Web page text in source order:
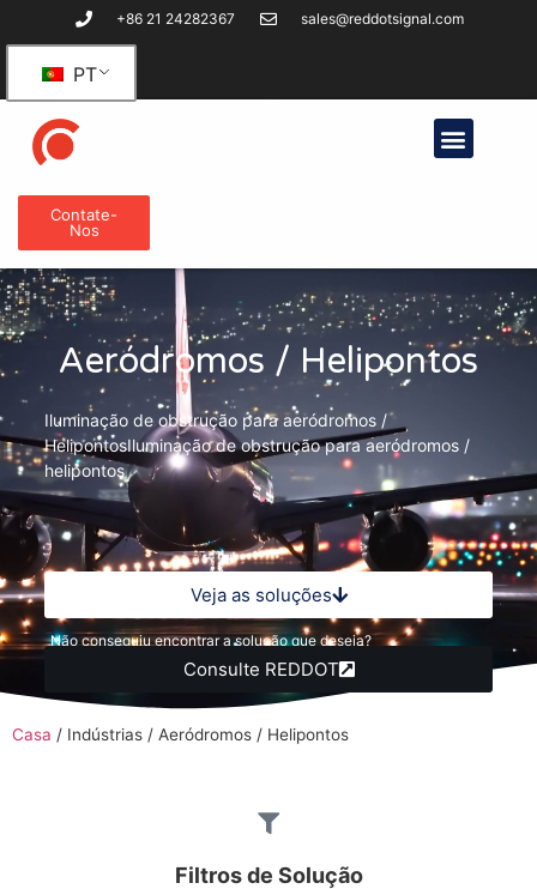
+86 21 24282367 sales@reddotsignal.com
PT
Contate-
Nos
Aeródromos / Helipontos
Iluminação de obstrução para aeródromos /
HelipontosIluminação de obstrução para aeródromos /
helipontos
Veja as soluções
Não conseguiu encontrar a solução que deseja?
Consulte REDDOT
Casa / Indústrias / Aeródromos / Helipontos
Filtros de Solução